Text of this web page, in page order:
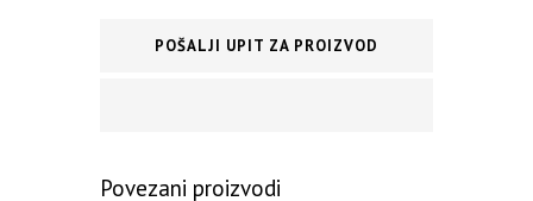
POŠALJI UPIT ZA PROIZVOD
Povezani proizvodi